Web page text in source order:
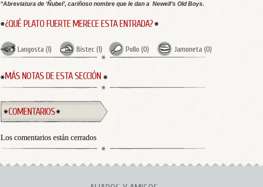
*Abreviatura de ‘Ñubel’, cariñoso nombre que le dan a Newell’s Old Boys.
¿QUÉ PLATO FUERTE MERECE ESTA ENTRADA?
Langosta (1) Bistec (1) Pollo (0) Jamoneta (0)
MÁS NOTAS DE ESTA SECCIÓN
COMENTARIOS
Los comentarios están cerrados